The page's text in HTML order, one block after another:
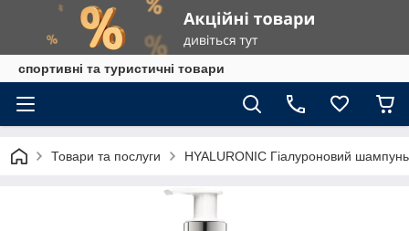
спортивні та туристичні товари
Товари та послуги HYALURONIC Гіалуроновий